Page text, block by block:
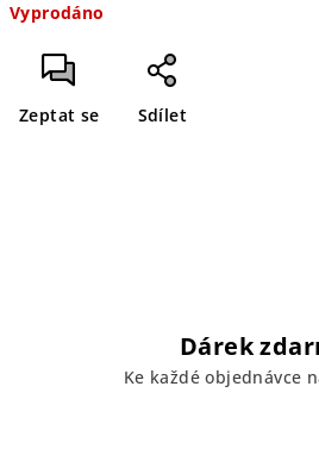
cena:
Vyprodáno
Zeptat se Sdílet
Dárek
Ke každé objednávce